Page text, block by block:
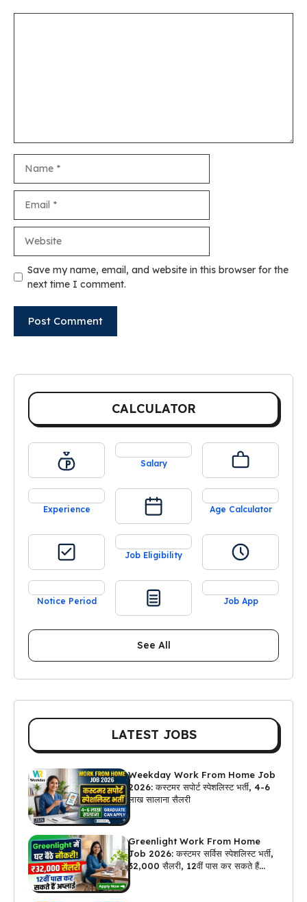
Save my name, email, and website in this browser for the
next time I comment.
CALCULATOR
Salary
Experience Age Calculator
Job Eligibility
Notice Period Job App
See All
LATEST JOBS
Weekday Work From Home Job
2026: कस्टमर सपोर्ट स्पेशलिस्ट भर्ती, 4-6
लाख सालाना सैलरी
Greenlight Work From Home
Job 2026: कस्टमर सर्विस स्पेशलिस्ट भर्ती,
₹32,000 सैलरी, 12वीं पास कर सकते हैं